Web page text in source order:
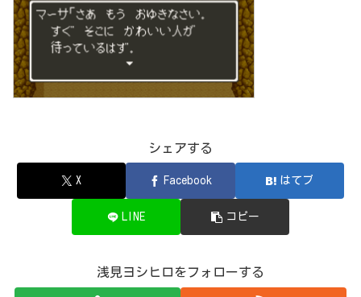
シェアする
X Facebook はてブ
LINE コピー
浅見ヨシヒロをフォローする